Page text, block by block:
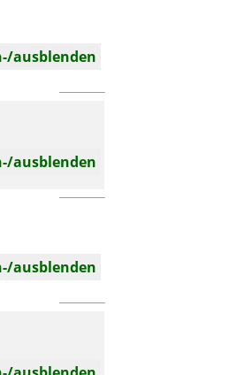
ausblenden
ausblenden
ausblenden